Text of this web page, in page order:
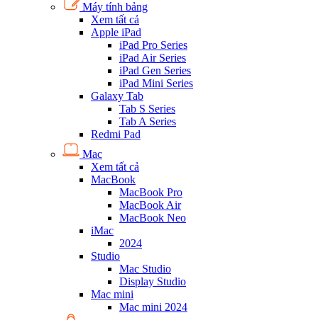
Máy tính bảng
Xem tất cả
Apple iPad
iPad Pro Series
iPad Air Series
iPad Gen Series
iPad Mini Series
Galaxy Tab
Tab S Series
Tab A Series
Redmi Pad
Mac
Xem tất cả
MacBook
MacBook Pro
MacBook Air
MacBook Neo
iMac
2024
Studio
Mac Studio
Display Studio
Mac mini
Mac mini 2024